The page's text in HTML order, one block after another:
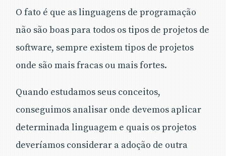
O fato é que as linguagens de programação
não são boas para todos os tipos de projetos de
software, sempre existem tipos de projetos
onde são mais fracas ou mais fortes.
Quando estudamos seus conceitos,
conseguimos analisar onde devemos aplicar
determinada linguagem e quais os projetos
deveríamos considerar a adoção de outra